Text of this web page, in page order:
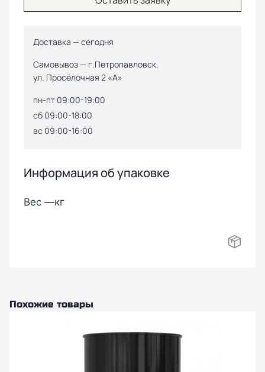
Доставка — сегодня
Самовывоз — г.Петропавловск,
ул. Просёлочная 2 «А»
пн-пт 09:00-19:00
сб 09:00-18:00
вс 09:00-16:00
Информация об упаковке
Вес —кг
Похожие товары